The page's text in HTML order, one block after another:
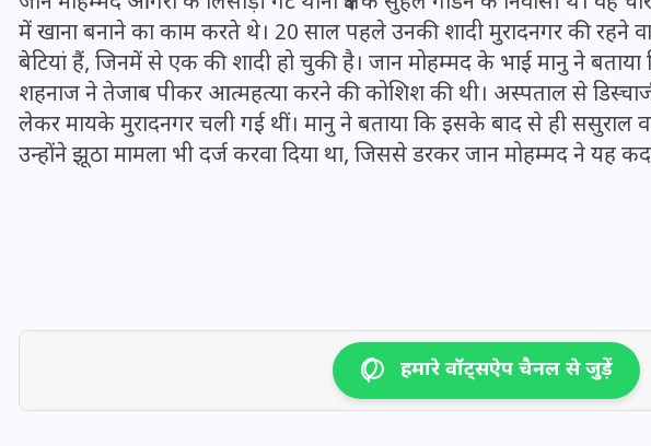
में खाना बनाने का काम करते थे। 20 साल पहले उनकी शादी मुरादनगर की रहने
बेटियां हैं, जिनमें से एक की शादी हो चुकी है। जान मोहम्मद के भाई मानु ने
शहनाज ने तेजाब पीकर आत्महत्या करने की कोशिश की थी। अस्पताल से
लेकर मायके मुरादनगर चली गई थीं। मानु ने बताया कि इसके बाद से ही
उन्होंने झूठा मामला भी दर्ज करवा दिया था, जिससे डरकर जान मोहम्मद ने यह
हमारे वॉट्सऐप चैनल से जुड़ें